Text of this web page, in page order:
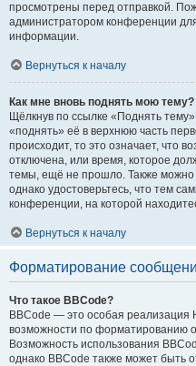
просмотрены перед отправкой.
администратором конференции
информации.
Вернуться к началу
Как мне вновь поднять мою тему?
Щёлкнув по ссылке «Поднять
«поднять» её в верхнюю часть
происходит, то это означает, что
отключена, или время, которое
темы, ещё не прошло. Также можно
однако удостоверьтесь, что тем
конференции, на которой
Вернуться к началу
Форматирование
Что такое BBCode?
BBCode — это особая
возможности по форматированию
Возможность использования
однако BBCode также может быть